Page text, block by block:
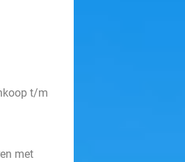
t/m
met